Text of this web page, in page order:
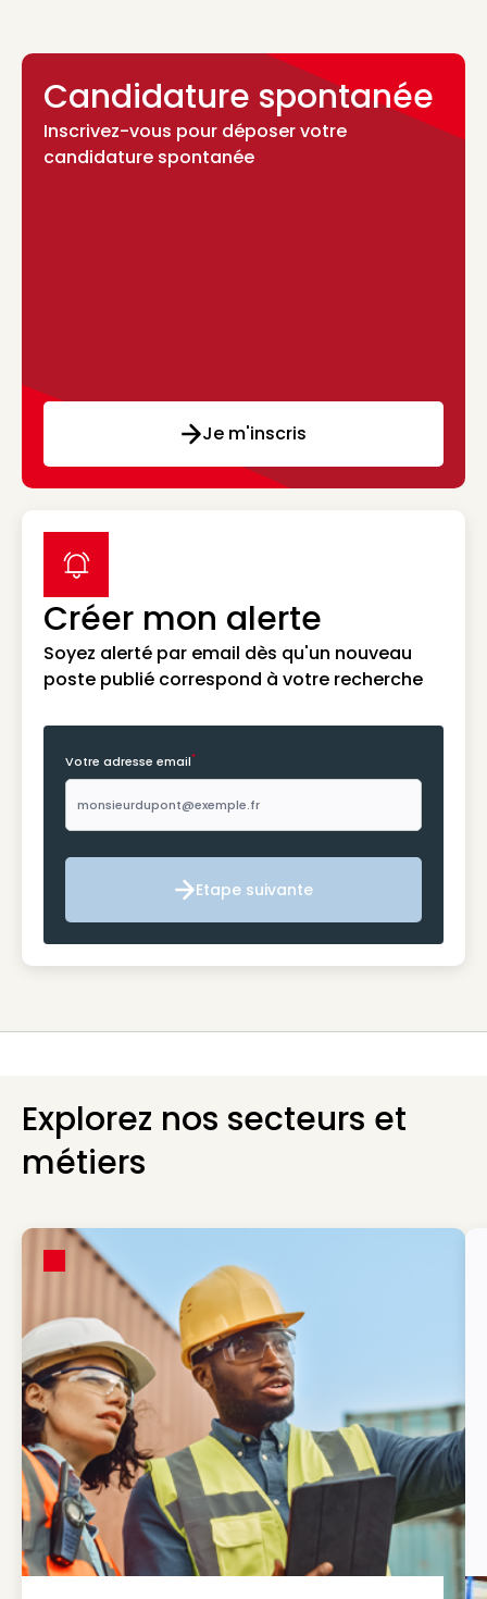
Candidature spontanée
Inscrivez-vous pour déposer votre
candidature spontanée
Je m'inscris
Créer mon alerte
Soyez alerté par email dès qu'un nouveau
poste publié correspond à votre recherche
label icon
Votre adresse email*
Etape suivante
Etape suivante
Explorez nos secteurs et
métiers